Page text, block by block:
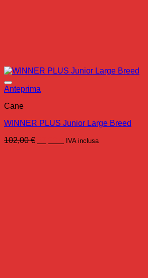
Anteprima
Cane
WINNER PLUS Junior Large Breed
102,00€
IlIVA inclusa